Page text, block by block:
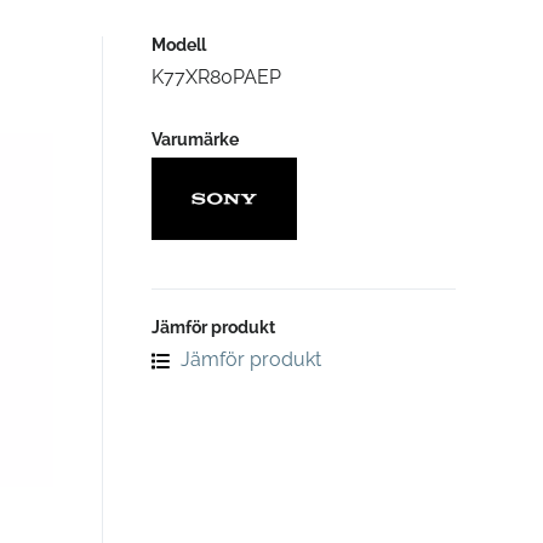
Modell
K77XR80PAEP
Varumärke
Jämför produkt
Jämför produkt